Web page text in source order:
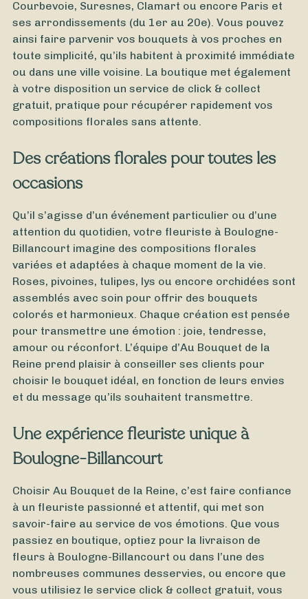
À partir de 40
Bouquet de Fleurs Séchées
À partir de 40 Personnaliser
Bouquet Champêtre
Courbevoie, Suresnes, Clamart ou encore Paris et
ses arrondissements (du 1er au 20e). Vous pouvez
ainsi faire parvenir vos bouquets à vos proches en
toute simplicité, qu’ils habitent à proximité immédiate
ou dans une ville voisine. La boutique met également
à votre disposition un service de click & collect
gratuit, pratique pour récupérer rapidement vos
compositions florales sans attente.
Des créations florales pour toutes les
occasions
Qu’il s’agisse d’un événement particulier ou d’une
attention du quotidien, votre fleuriste à Boulogne-
Billancourt imagine des compositions florales
variées et adaptées à chaque moment de la vie.
Roses, pivoines, tulipes, lys ou encore orchidées sont
assemblés avec soin pour offrir des bouquets
colorés et harmonieux. Chaque création est pensée
pour transmettre une émotion : joie, tendresse,
amour ou réconfort. L’équipe d’Au Bouquet de la
Reine prend plaisir à conseiller ses clients pour
choisir le bouquet idéal, en fonction de leurs envies
et du message qu’ils souhaitent transmettre.
Une expérience fleuriste unique à
Boulogne-Billancourt
Choisir Au Bouquet de la Reine, c’est faire confiance
à un fleuriste passionné et attentif, qui met son
savoir-faire au service de vos émotions. Que vous
passiez en boutique, optiez pour la livraison de
fleurs à Boulogne-Billancourt ou dans l’une des
nombreuses communes desservies, ou encore que
vous utilisiez le service click & collect gratuit, vous